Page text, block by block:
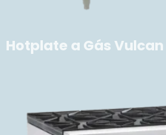
Hotplate a Gás Vulcan